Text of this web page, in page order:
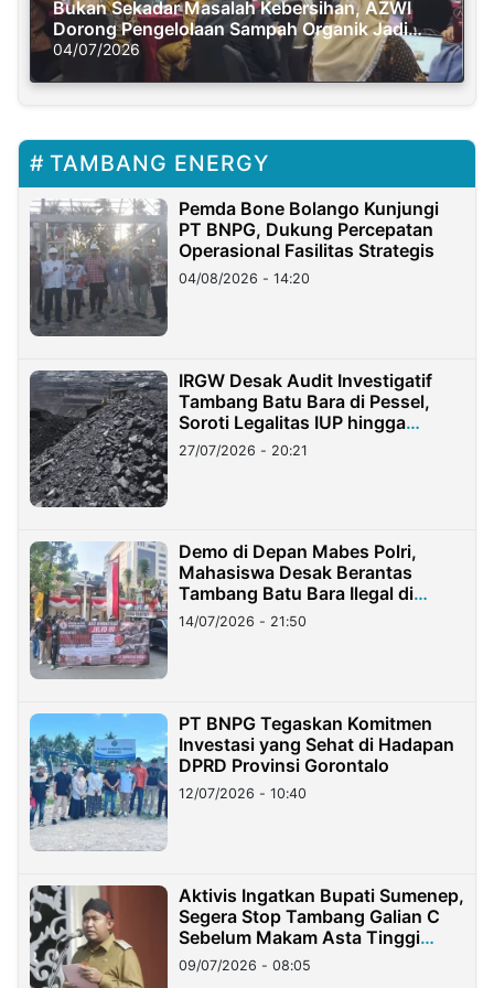
Bukan Sekadar Masalah Kebersihan, AZWI
Dorong Pengelolaan Sampah Organik Jadi
Solusi Krisis Iklim
04/07/2026
TAMBANG ENERGY
Pemda Bone Bolango Kunjungi
PT BNPG, Dukung Percepatan
Operasional Fasilitas Strategis
04/08/2026 - 14:20
IRGW Desak Audit Investigatif
Tambang Batu Bara di Pessel,
Soroti Legalitas IUP hingga
Stockpile
27/07/2026 - 20:21
Demo di Depan Mabes Polri,
Mahasiswa Desak Berantas
Tambang Batu Bara Ilegal di
Lampung
14/07/2026 - 21:50
PT BNPG Tegaskan Komitmen
Investasi yang Sehat di Hadapan
DPRD Provinsi Gorontalo
12/07/2026 - 10:40
Aktivis Ingatkan Bupati Sumenep,
Segera Stop Tambang Galian C
Sebelum Makam Asta Tinggi
Longsor
09/07/2026 - 08:05